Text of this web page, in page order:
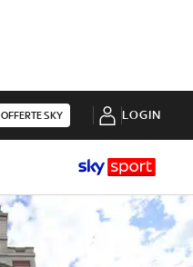
OFFERTE SKY LOGIN